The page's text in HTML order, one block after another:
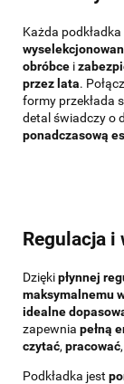
Każda podkładka
obróbce i
przez lata.
formy przekłada
detal świadczy o
ponadczasową
Regulacja i
Dziękipłynnej
maksymalnemu
idealne
zapewnia pełną
czytać, pracować,
Podkładka jest